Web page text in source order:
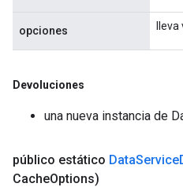
opciones
Devoluciones
una nueva instancia de
público estático DataService
CacheOptions)